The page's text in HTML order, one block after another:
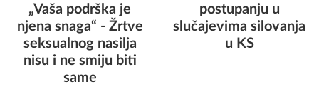
„Vaša podrška je
njena snaga“ - Žrtve
seksualnog nasilja
nisu i ne smiju biti
same
postupanju u
slučajevima silovanja
u KS